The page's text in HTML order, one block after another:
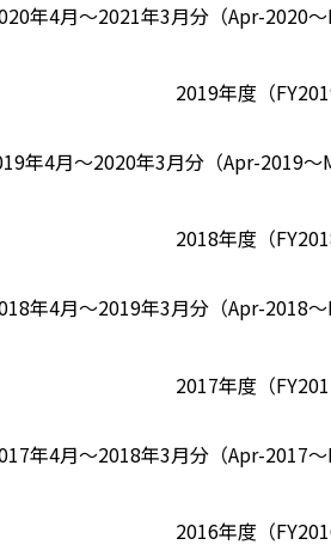
年4月～2021年3月分（Apr-2020～
2019年度（
年4月～2020年3月分（Apr-2019～
2018年度（
年4月～2019年3月分（Apr-2018～
2017年度（
年4月～2018年3月分（Apr-2017～
2016年度（